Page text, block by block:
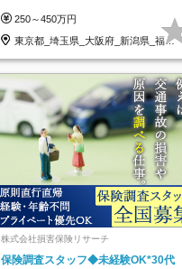
250～450万円
東京都_埼玉県_大阪府_新潟県_福岡
県
株式会社損害保険リサーチ
保険調査スタッフ◆未経験OK*30代